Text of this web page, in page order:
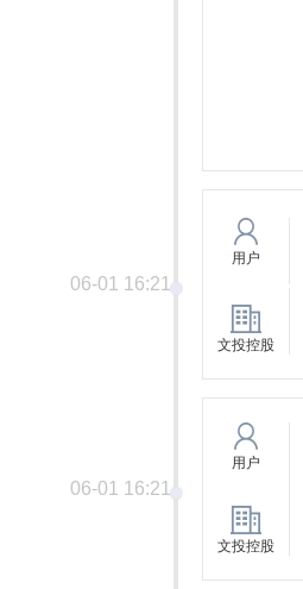
06-01 16:21
用户
文投控股
06-01 16:21
用户
文投控股